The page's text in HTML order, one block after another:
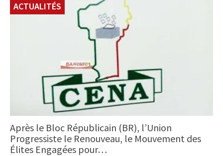
ACTUALITÉS
Après le Bloc Républicain (BR), l’Union
Progressiste le Renouveau, le Mouvement des
Élites Engagées pour…